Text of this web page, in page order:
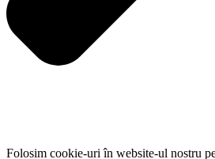
Folosim cookie-uri în website-ul nostru